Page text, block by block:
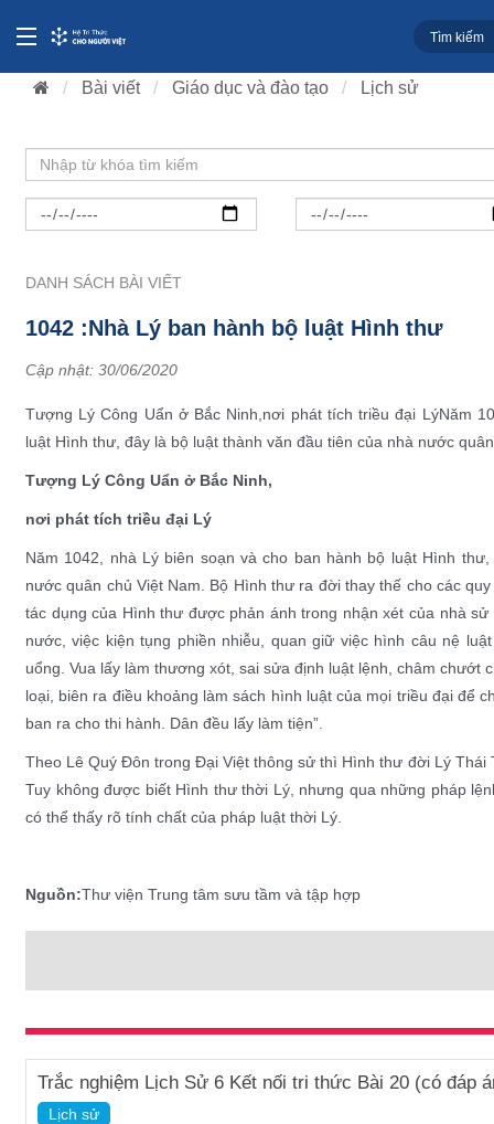
Bài viết Giáo dục và đào tạo Lịch sử
DANH SÁCH BÀI VIẾT
1042 :Nhà Lý ban hành bộ luật Hình thư
Cập nhật: 30/06/2020
Tượng Lý Công Uẩn ở Bắc Ninh,nơi phát tích triều đại LýNăm
luật Hình thư, đây là bộ luật thành văn đầu tiên của nhà nước
Tượng Lý Công Uẩn ở Bắc Ninh,
nơi phát tích triều đại Lý
Năm 1042, nhà Lý biên soạn và cho ban hành bộ luật Hình
nước quân chủ Việt Nam. Bộ Hình thư ra đời thay thế cho các
tác dụng của Hình thư được phản ánh trong nhận xét của nhà
nước, việc kiện tụng phiền nhiễu, quan giữ việc hình câu nệ
uổng. Vua lấy làm thương xót, sai sửa định luật lệnh, châm chướt
loại, biên ra điều khoảng làm sách hình luật của mọi triều đại để
ban ra cho thi hành. Dân đều lấy làm tiện”.
Theo Lê Quý Đôn trong Đại Việt thông sử thì Hình thư đời Lý Thái
Tuy không được biết Hình thư thời Lý, nhưng qua những pháp
có thể thấy rõ tính chất của pháp luật thời Lý.
Nguồn:Thư viện Trung tâm sưu tầm và tập hợp
Trắc nghiệm Lịch Sử 6 Kết nối tri thức Bài 20 (có đáp
Lịch sử